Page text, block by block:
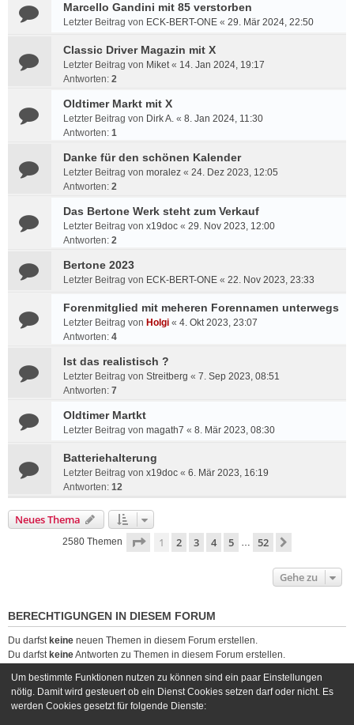
Marcello Gandini mit 85 verstorben
Letzter Beitrag von ECK-BERT-ONE « 29. Mär 2024, 22:50
Classic Driver Magazin mit X
Letzter Beitrag von Miket« 14. Jan 2024, 19:17
Antworten: 2
Oldtimer Markt mit X
Letzter Beitrag von Dirk A. « 8. Jan 2024, 11:30
Antworten: 1
Danke für den schönen Kalender
Letzter Beitrag von moralez « 24. Dez 2023, 12:05
Antworten: 2
Das Bertone Werk steht zum Verkauf
Letzter Beitrag von x19doc « 29. Nov 2023, 12:00
Antworten: 2
Bertone 2023
Letzter Beitrag von ECK-BERT-ONE « 22. Nov 2023, 23:33
Forenmitglied mit meheren Forennamen unterwegs
Letzter Beitrag von Holgi « 4. Okt 2023, 23:07
Antworten: 4
Ist das realistisch ?
Letzter Beitrag von Streitberg « 7. Sep 2023, 08:51
Antworten: 7
Oldtimer Martkt
Letzter Beitrag von magath7 « 8. Mär 2023, 08:30
Batteriehalterung
Letzter Beitrag von x19doc « 6. Mär 2023, 16:19
Antworten: 12
Neues Thema
2580 Themen Seite 1von 52
1 2 3 4 5 … 52
Gehe zu
BERECHTIGUNGEN IN DIESEM FORUM
Du darfst keine neuen Themen in diesem Forum erstellen.
Du darfst keineAntworten zu Themen in diesem Forum erstellen.
Du darfst deine Beiträge in diesem Forumnichtlöschen.
Du darfstkeineDateianhänge in diesem Forum erstellen.
Um bestimmte Funktionen nutzen zu können sind ein paar Einstellungen
nötig. Damit wird gesteuert ob ein Dienst Cookies setzen darf oder nicht. Es
werden Cookies gesetzt für folgende Dienste: